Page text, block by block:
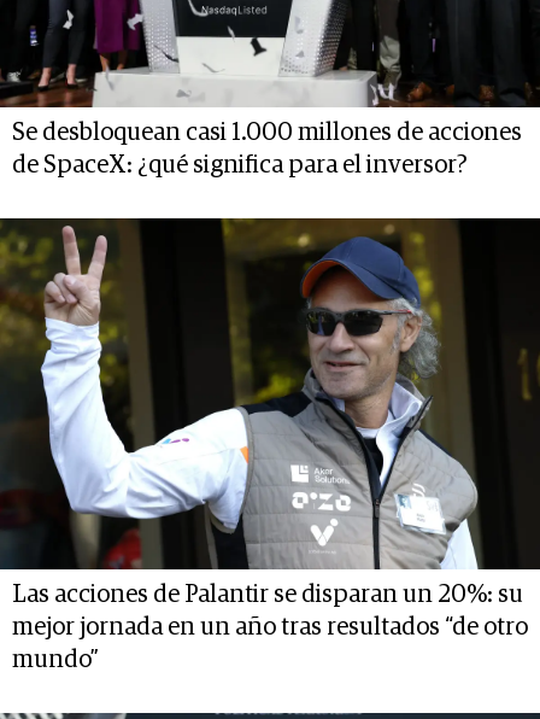
Se desbloquean casi 1.000 millones de acciones
de SpaceX: ¿qué significa para el inversor?
Las acciones de Palantir se disparan un 20%: su
mejor jornada en un año tras resultados “de otro
mundo”